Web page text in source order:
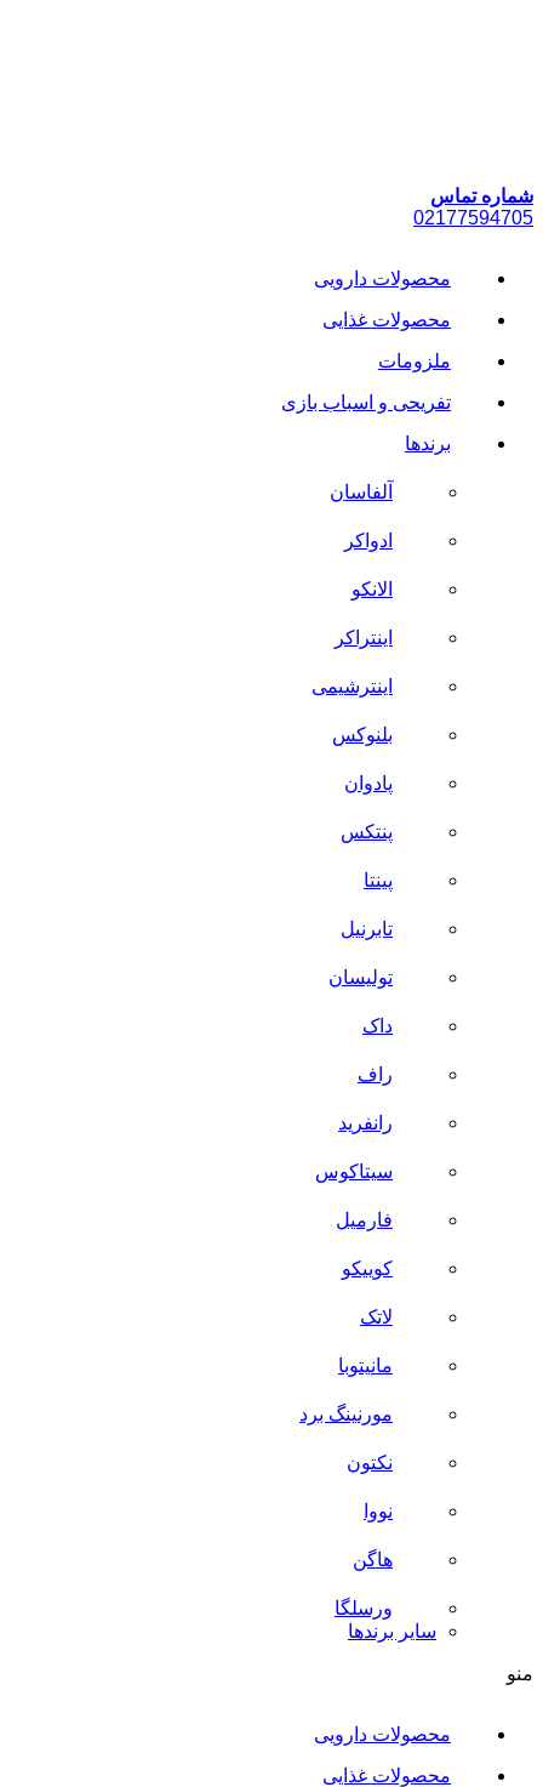
شماره تماس
02177594705
محصولات دارویی
محصولات غذایی
ملزومات
تفریحی و اسباب بازی
برندها
آلفاسان
ادواکر
الانکو
اینتراکر
اینترشیمی
بلنوکس
پادوان
پنتکس
پینتا
تابرنیل
تولیسان
داک
راف
رانفرید
سیتاکوس
فارمیل
کوییکو
لاتک
مانیتوبا
مورنینگ برد
نکتون
نووا
هاگن
ورسلگا
سایر برند‌ها
منو
محصولات دارویی
محصولات غذایی